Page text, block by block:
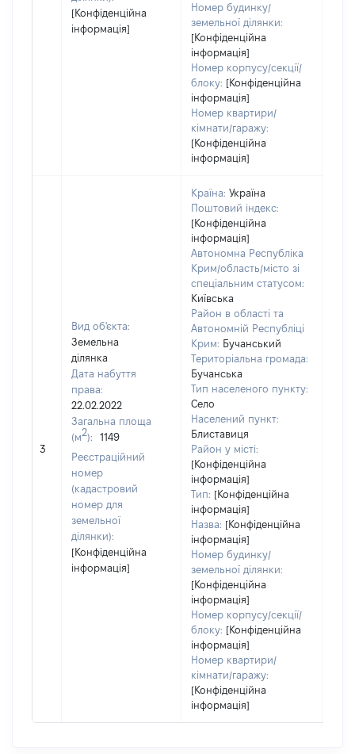
[Конфіденційна
інформація]
Номер будинку/
земельної ділянки:
[Конфіденційна
інформація]
Номер корпусу/секції/
блоку: [Конфіденційна
інформація]
Номер квартири/
кімнати/гаражу:
[Конфіденційна
інформація]
3
Вид об'єкта:
Земельна
ділянка
Дата набуття
права:
22.02.2022
Загальна площа
(м2):
1149
Реєстраційний
номер
(кадастровий
номер для
земельної
ділянки):
[Конфіденційна
інформація]
Країна: Україна
Поштовий індекс:
[Конфіденційна
інформація]
Автономна Республіка
Крим/область/місто зі
спеціальним статусом:
Київська
Район в області та
Автономній Республіці
Крим: Бучанський
Територіальна громада:
Бучанська
Тип населеного пункту:
Село
Населений пункт:
Блиставиця
Район у місті:
[Конфіденційна
інформація]
Тип: [Конфіденційна
інформація]
Назва: [Конфіденційна
інформація]
Номер будинку/
земельної ділянки:
[Конфіденційна
інформація]
Номер корпусу/секції/
блоку: [Конфіденційна
інформація]
Номер квартири/
кімнати/гаражу:
[Конфіденційна
інформація]